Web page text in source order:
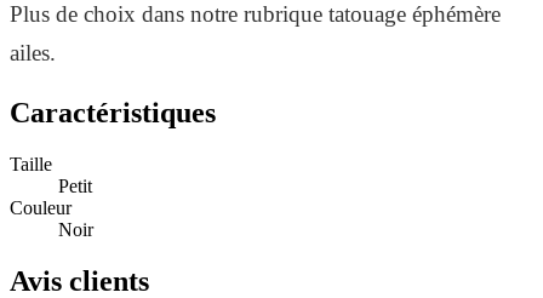
Plus de choix dans notre rubrique tatouage éphémère
ailes.
Caractéristiques
Taille
Petit
Couleur
Noir
Avis clients